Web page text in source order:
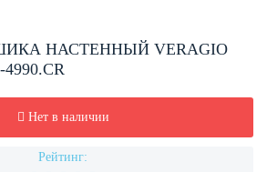
НАСТЕННЫЙ VERAGIO
Нет в наличии
Рейтинг: